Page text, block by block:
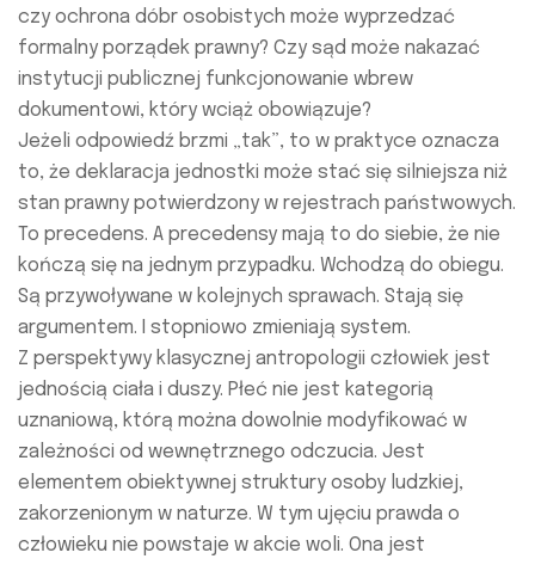
czy ochrona dóbr osobistych może wyprzedzać
formalny porządek prawny? Czy sąd może nakazać
instytucji publicznej funkcjonowanie wbrew
dokumentowi, który wciąż obowiązuje?
Jeżeli odpowiedź brzmi „tak”, to w praktyce oznacza
to, że deklaracja jednostki może stać się silniejsza niż
stan prawny potwierdzony w rejestrach państwowych.
To precedens. A precedensy mają to do siebie, że nie
kończą się na jednym przypadku. Wchodzą do obiegu.
Są przywoływane w kolejnych sprawach. Stają się
argumentem. I stopniowo zmieniają system.
Z perspektywy klasycznej antropologii człowiek jest
jednością ciała i duszy. Płeć nie jest kategorią
uznaniową, którą można dowolnie modyfikować w
zależności od wewnętrznego odczucia. Jest
elementem obiektywnej struktury osoby ludzkiej,
zakorzenionym w naturze. W tym ujęciu prawda o
człowieku nie powstaje w akcie woli. Ona jest